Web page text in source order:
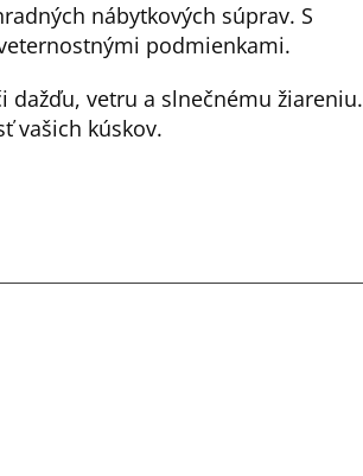
nábytkových súprav. S
podmienkami.
vetru a slnečnému žiareniu.
vašich kúskov.